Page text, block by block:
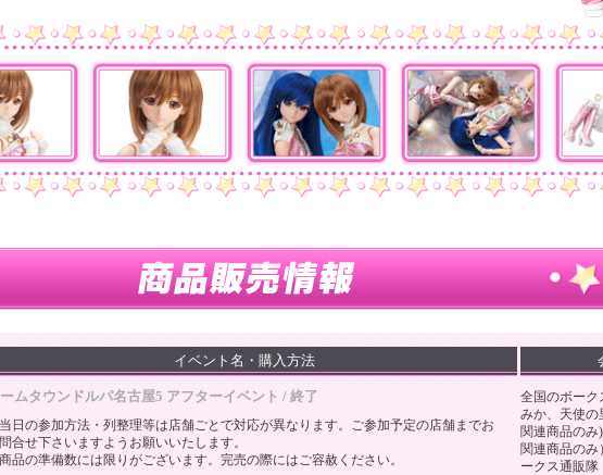
イベント名・購入方法
ムタウンドルパ名古屋5 アフターイベント / 終了
日の参加方法・列整理等は店舗ごとで対応が異なります。ご参加予定の店舗までお
問合せ下さいますようお願いいたします。
品の準備数には限りがございます。完売の際にはご容赦ください。
全国のボーク
みか、天使の
関連商品の
関連商品の
ークス通販隊